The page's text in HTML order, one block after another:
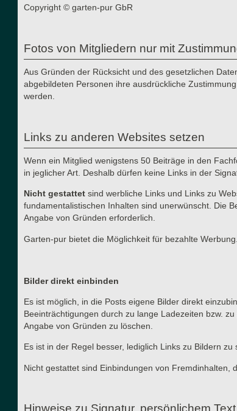
Copyright © garten-pur GbR
Fotos von Mitgliedern nur mit
Aus Gründen der Rücksicht und des gesetzlichen
abgebildeten Personen ihre ausdrückliche
werden.
Links zu anderen Websites setzen
Wenn ein Mitglied wenigstens 50 Beiträge in den
in jeglicher Art. Deshalb dürfen keine Links in der
Nicht gestattet sind werbliche Links und Links zu
fundamentalistischen Inhalten sind unerwünscht. Die
Angabe von Gründen erforderlich.
Garten-pur bietet die Möglichkeit für bezahlte
Bilder direkt einbinden
Es ist möglich, in die Posts eigene Bilder direkt
Beeinträchtigungen durch zu lange Ladezeiten bzw.
Angabe von Gründen zu löschen.
Es ist in der Regel besser, lediglich Links zu Bildern
Nicht gestattet sind Einbindungen von Fremdinhalten,